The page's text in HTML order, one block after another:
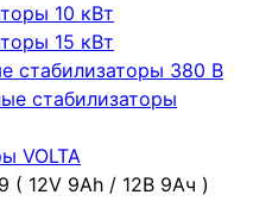
10 кВт
15 кВт
стабилизаторы 380 В
стабилизаторы
VOLTA
( 12V 9Ah / 12В 9Ач )